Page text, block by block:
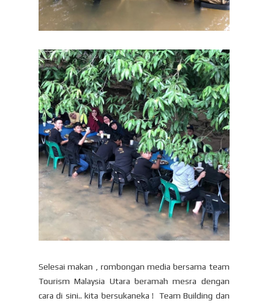
Selesai makan , rombongan media bersama team
Tourism Malaysia Utara beramah mesra dengan
cara di sini.. kita bersukaneka ! Team Building dan